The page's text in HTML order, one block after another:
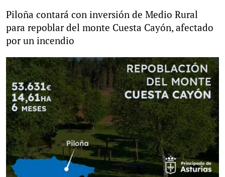
Piloña contará con inversión de Medio Rural
para repoblar del monte Cuesta Cayón, afectado
por un incendio